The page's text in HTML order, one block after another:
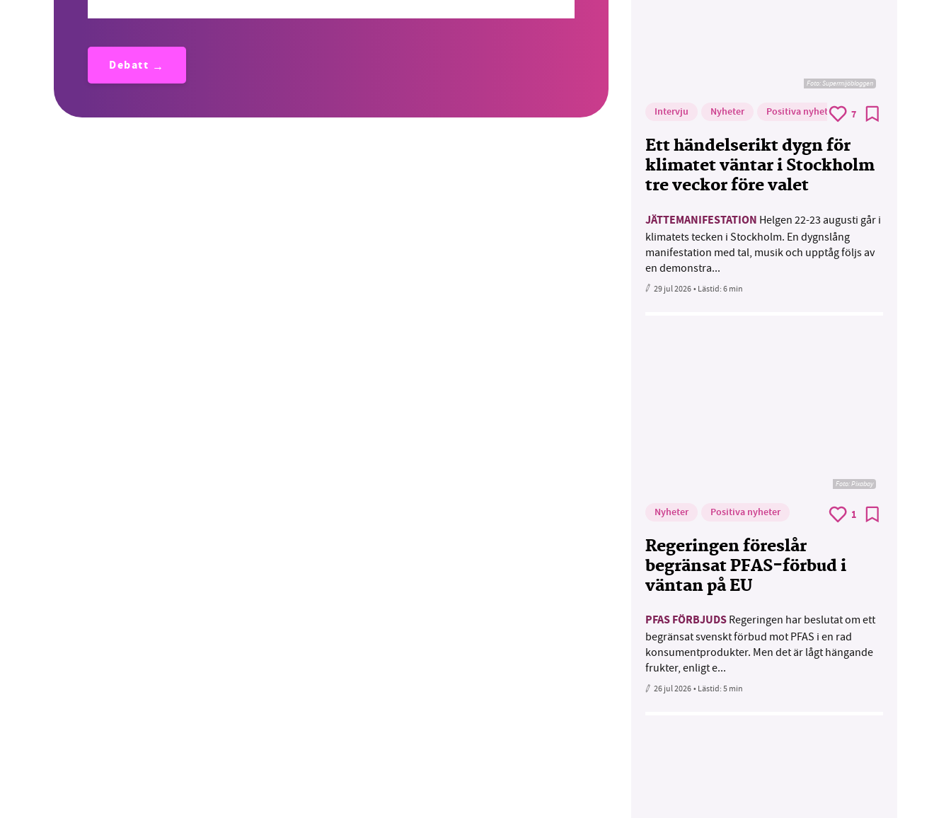
Debatt
Foto: Supermijöbloggen
Intervju Nyheter Positiva nyheter 7
Ett händelserikt dygn för
klimatet väntar i Stockholm
tre veckor före valet
JÄTTEMANIFESTATION Helgen 22-23 augusti går i
klimatets tecken i Stockholm. En dygnslång
manifestation med tal, musik och upptåg följs av
en demonstra...
29 jul 2026• Lästid:6 min
Foto:Pixabay
Nyheter Positiva nyheter 1
Regeringen föreslår
begränsat PFAS-förbud i
väntan på EU
PFAS FÖRBJUDS Regeringen har beslutat om ett
begränsat svenskt förbud mot PFAS i en rad
konsumentprodukter. Men det är lågt hängande
frukter, enligt e...
26 jul 2026• Lästid:5 min